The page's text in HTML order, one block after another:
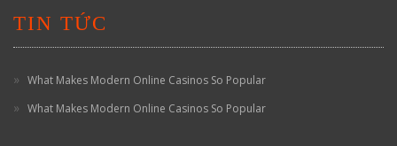
TIN TỨC
What Makes Modern Online Casinos So Popular
What Makes Modern Online Casinos So Popular